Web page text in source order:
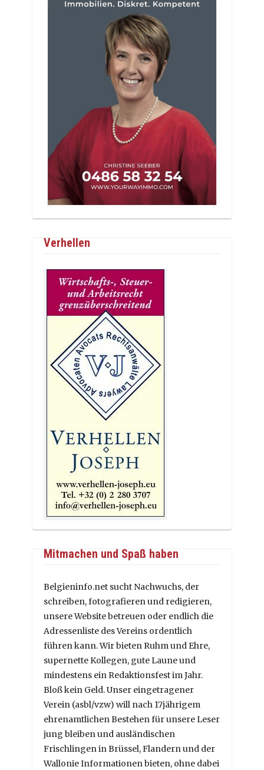
Verhellen
Mitmachen und Spaß haben
Belgieninfo.net sucht Nachwuchs, der
schreiben, fotografieren und redigieren,
unsere Website betreuen oder endlich die
Adressenliste des Vereins ordentlich
führen kann. Wir bieten Ruhm und Ehre,
supernette Kollegen, gute Laune und
mindestens ein Redaktionsfest im Jahr.
Bloß kein Geld. Unser eingetragener
Verein (asbl/vzw) will nach 17jährigem
ehrenamtlichen Bestehen für unsere Leser
jung bleiben und ausländischen
Frischlingen in Brüssel, Flandern und der
Wallonie Informationen bieten, ohne dabei